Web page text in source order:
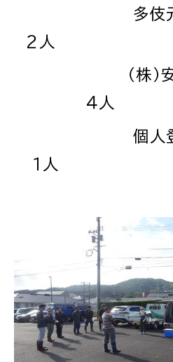
高齢者・介護
届出・手続・申請
多伎元
2人
（株）
４人
個人
１人